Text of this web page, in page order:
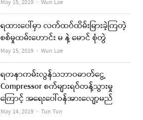
May 15, 2019 Wun Lae
ရထားပေါ်မှာ လက်ထပ်ထိမ်းမြားခဲ့ကြတဲ့
စစ်မှုထမ်းဟောင်း မ နဲ့ မောင် စုံတွဲ
May 15, 2019 Author
Wun Lae
ရတနာကမ်းလွန်သဘာဝဓာတ်ငွေ့
Compressor စက်များရပ်တန့်သွားမှု
ကြောင့် အရေးပေါ်ဝန်အားလျော့မည်
May 14, 2019 Author
Tun Tun